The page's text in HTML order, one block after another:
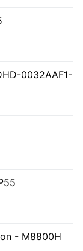
0032AAF1-
- M8800H